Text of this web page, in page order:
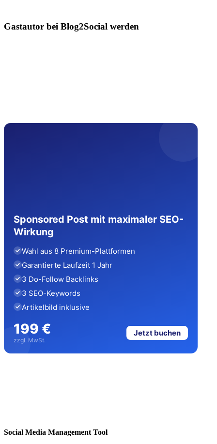
Gastautor bei Blog2Social werden
Sponsored Post mit maximaler SEO-
Wirkung
Wahl aus 8 Premium-Plattformen
Garantierte Laufzeit 1 Jahr
3 Do-Follow Backlinks
3 SEO-Keywords
Artikelbild inklusive
199 €
zzgl. MwSt.
Jetzt buchen
Social Media Management Tool